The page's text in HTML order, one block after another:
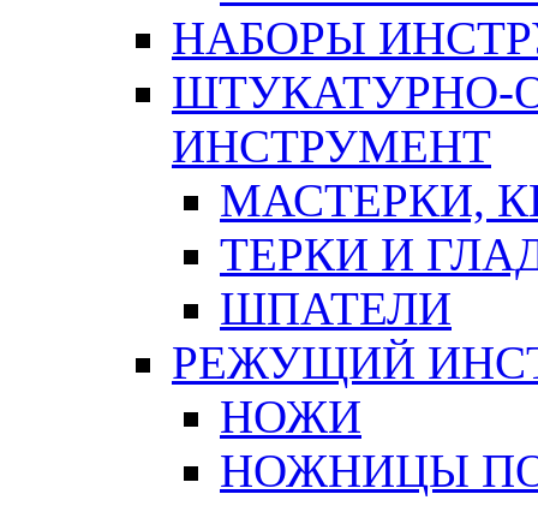
НАБОРЫ
ШТУКАТУРНО-
ИНСТРУМЕНТ
МАСТЕРКИ,
ТЕРКИ И
ШПАТЕЛИ
РЕЖУЩИЙ
НОЖИ
НОЖНИЦЫ